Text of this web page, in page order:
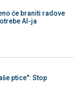
će braniti radove
AI-ja
ptice": Stop